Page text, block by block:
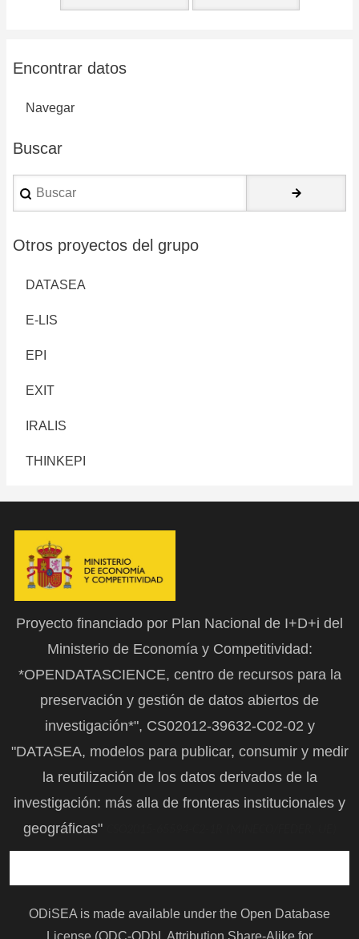
Encontrar datos
Navegar
Buscar
Buscar
Otros proyectos del grupo
DATASEA
E-LIS
EPI
EXIT
IRALIS
THINKEPI
Proyecto financiado por Plan Nacional de I+D+i del
Ministerio de Economía y Competitividad:
*OPENDATASCIENCE, centro de recursos para la
preservación y gestión de datos abiertos de
investigación*", CS02012-39632-C02-02 y
"DATASEA, modelos para publicar, consumir y medir
la reutilización de los datos derivados de la
investigación: más alla de fronteras institucionales y
geográficas"
ODiSEA is made available under the Open Database
License (ODC-ODbL Attribution Share-Alike for